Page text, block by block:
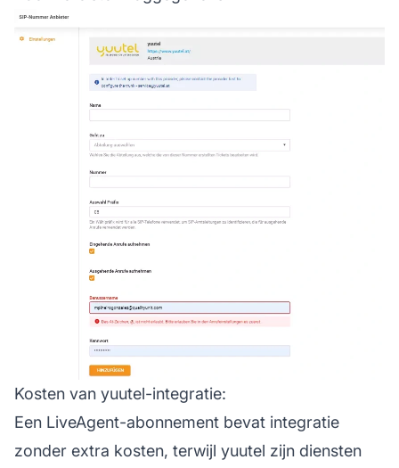
Kosten van yuutel-integratie:
Een LiveAgent-abonnement bevat integratie
zonder extra kosten, terwijl yuutel zijn diensten